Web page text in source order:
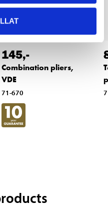
145,-
Combination pliers,
VDE
71-670